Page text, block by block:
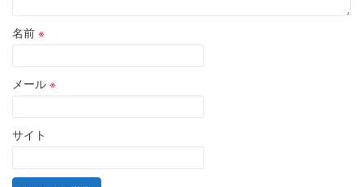
名前 ※
メール ※
サイト